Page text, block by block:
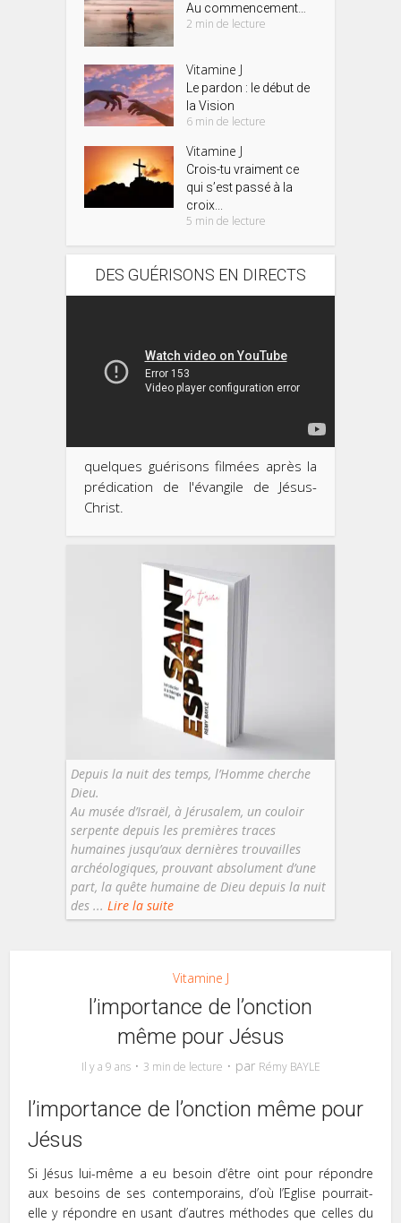
Au commencement…
2 min de lecture
Vitamine J
Le pardon : le début de
la Vision
6 min de lecture
Vitamine J
Crois-tu vraiment ce
qui s’est passé à la
croix...
5 min de lecture
DES GUÉRISONS EN DIRECTS
quelques guérisons filmées après la
prédication de l'évangile de Jésus-
Christ.
Depuis la nuit des temps, l’Homme cherche
Dieu.
Au musée d’Israël, à Jérusalem, un couloir
serpente depuis les premières traces
humaines jusqu’aux dernières trouvailles
archéologiques, prouvant absolument d’une
part, la quête humaine de Dieu depuis la nuit
des ... Lire la suite
Vitamine J
l’importance de l’onction
même pour Jésus
Il y a 9 ans 3 min de lecture par Rémy BAYLE
l’importance de l’onction même pour
Jésus
Si Jésus lui-même a eu besoin d’être oint pour répondre
aux besoins de ses contemporains, d’où l’Eglise pourrait-
elle y répondre en usant d’autres méthodes que celles du